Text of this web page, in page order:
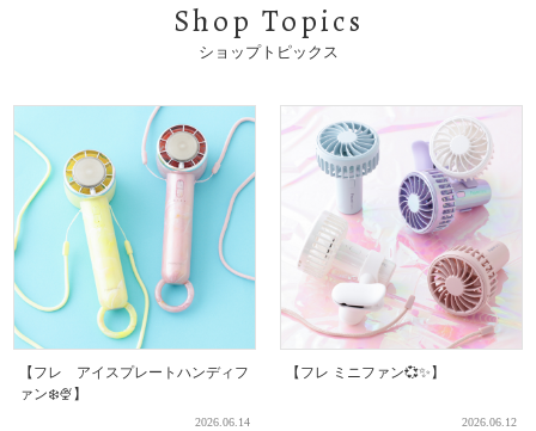
Shop Topics
ショップトピックス
【フレ アイスプレートハンディフ
ァン❄️🍨】
2026.06.14
【フレ ミニファン💞✨】
2026.06.12